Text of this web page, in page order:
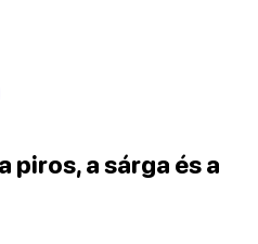
piros, a sárga és a